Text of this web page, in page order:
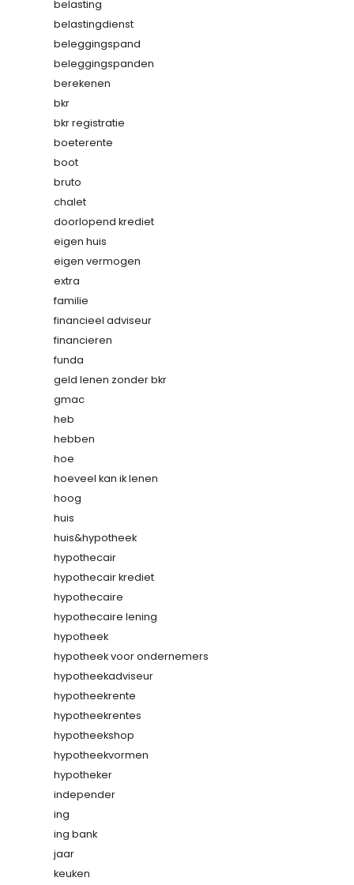
belasting
belastingdienst
beleggingspand
beleggingspanden
berekenen
bkr
bkr registratie
boeterente
boot
bruto
chalet
doorlopend krediet
eigen huis
eigen vermogen
extra
familie
financieel adviseur
financieren
funda
geld lenen zonder bkr
gmac
heb
hebben
hoe
hoeveel kan ik lenen
hoog
huis
huis&hypotheek
hypothecair
hypothecair krediet
hypothecaire
hypothecaire lening
hypotheek
hypotheek voor ondernemers
hypotheekadviseur
hypotheekrente
hypotheekrentes
hypotheekshop
hypotheekvormen
hypotheker
independer
ing
ing bank
jaar
keuken